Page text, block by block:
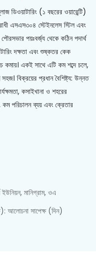
ডিওয়াটারিং (১ বছরের ওয়ারেন্টি)
এসএস৩০৪ স্টেইনলেস স্টিল এবং
পয়ঃবর্জ্য থেকে কঠিন পদার্থ
দক্ষতা এবং শুষ্কতর কেক
কমায়। একই সাথে এটি কম শব্দে চলে,
বিক্রয়ের প্রধান বৈশিষ্ট্য: উন্নত
কসাইখানা ও শহরের
কম পরিচালন ব্যয় এবং ক্রেতার
মানিগ্রাম, ওএ
সাপেক্ষ (দিন)